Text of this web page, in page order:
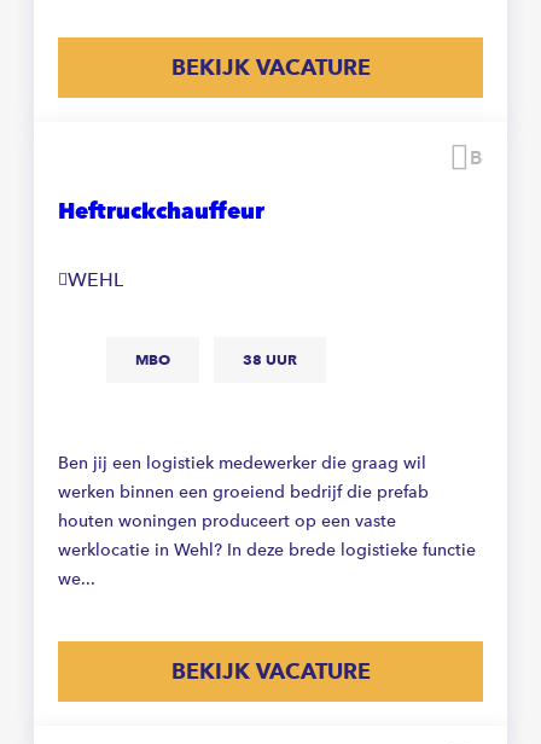
BEKIJK VACATURE
Heftruckchauffeur
WEHL
MBO 38 UUR
Ben jij een logistiek medewerker die graag wil
werken binnen een groeiend bedrijf die prefab
houten woningen produceert op een vaste
werklocatie in Wehl? In deze brede logistieke functie
we...
BEKIJK VACATURE